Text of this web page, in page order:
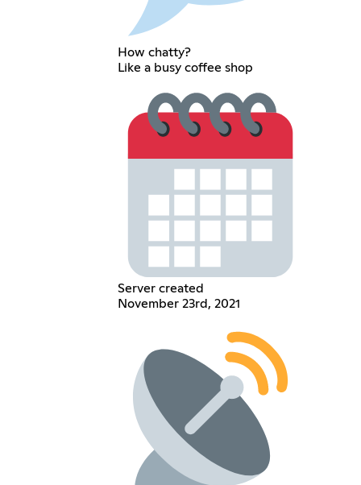
How chatty?
Like a busy coffee shop
Server created
November 23rd, 2021